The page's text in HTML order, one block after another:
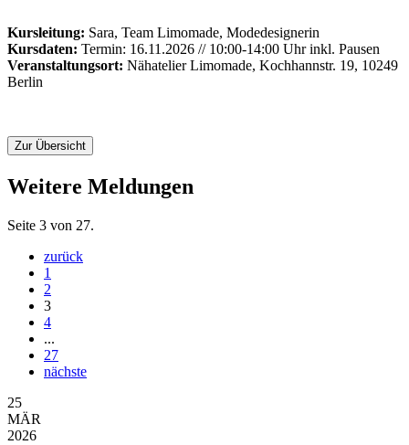
Kursleitung: Sara, Team Limomade, Modedesignerin
Kursdaten: Termin: 16.11.2026 // 10:00-14:00 Uhr inkl. Pausen
Veranstaltungsort: Nähatelier Limomade, Kochhannstr. 19, 10249
Berlin
Zur Übersicht
Weitere Meldungen
Seite 3 von 27.
zurück
1
2
3
4
...
27
nächste
25
MÄR
2026